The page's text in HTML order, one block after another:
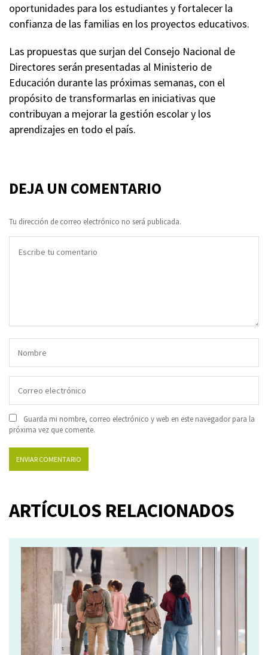
oportunidades para los estudiantes y fortalecer la
confianza de las familias en los proyectos educativos.
Las propuestas que surjan del Consejo Nacional de
Directores serán presentadas al Ministerio de
Educación durante las próximas semanas, con el
propósito de transformarlas en iniciativas que
contribuyan a mejorar la gestión escolar y los
aprendizajes en todo el país.
DEJA UN COMENTARIO
Tu dirección de correo electrónico no será publicada.
Guarda mi nombre, correo electrónico y web en este navegador para la
próxima vez que comente.
ARTÍCULOS RELACIONADOS